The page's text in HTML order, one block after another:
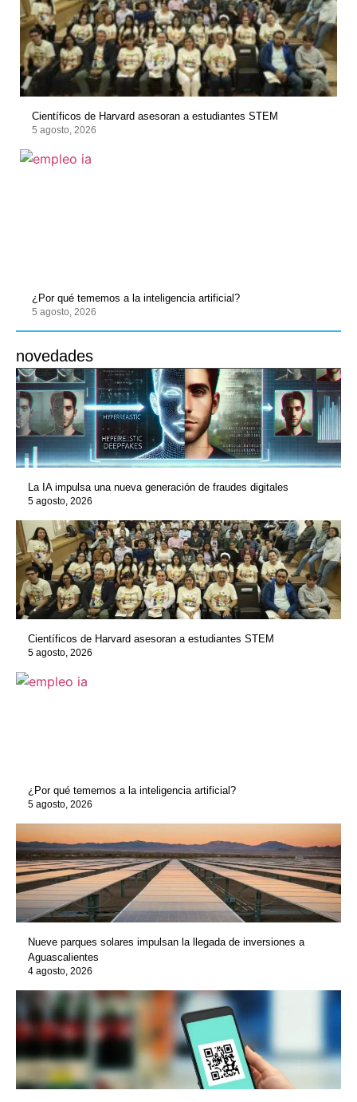
Científicos de Harvard asesoran a estudiantes STEM
5 agosto, 2026
¿Por qué tememos a la inteligencia artificial?
5 agosto, 2026
novedades
La IA impulsa una nueva generación de fraudes digitales
5 agosto, 2026
Científicos de Harvard asesoran a estudiantes STEM
5 agosto, 2026
¿Por qué tememos a la inteligencia artificial?
5 agosto, 2026
Nueve parques solares impulsan la llegada de inversiones a
Aguascalientes
4 agosto, 2026